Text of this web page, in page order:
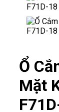
Ổ
Mặt